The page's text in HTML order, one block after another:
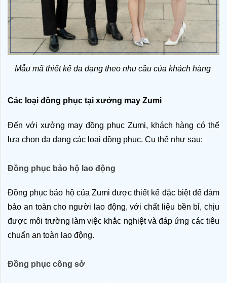
Mẫu mã thiết kế đa dạng theo nhu cầu của khách hàng
Các loại đồng phục tại xưởng may Zumi
Đến với xưởng may đồng phục Zumi, khách hàng có thể
lựa chọn đa dạng các loại đồng phục. Cụ thể như sau:
Đồng phục bảo hộ lao động
Đồng phục bảo hộ của Zumi được thiết kế đặc biệt để đảm
bảo an toàn cho người lao động, với chất liệu bền bỉ, chịu
được môi trường làm việc khắc nghiệt và đáp ứng các tiêu
chuẩn an toàn lao động.
Đồng phục công sở